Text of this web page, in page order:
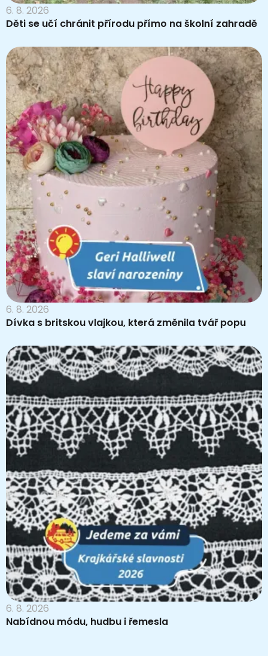
6. 8. 2026
Děti se učí chránit přírodu přímo na školní zahradě
6. 8. 2026
Dívka s britskou vlajkou, která změnila tvář popu
6. 8. 2026
Nabídnou módu, hudbu i řemesla